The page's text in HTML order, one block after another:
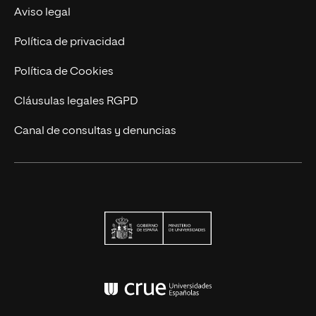
Actualidad
Contacto
Aviso legal
Política de privacidad
Política de Cookies
Cláusulas legales RGPD
Canal de consultas y denuncias
Conferencia de